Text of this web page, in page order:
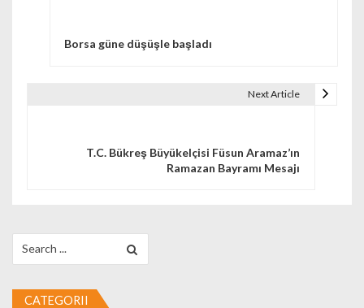
Borsa güne düşüşle başladı
Next Article
T.C. Bükreş Büyükelçisi Füsun Aramaz’ın
Ramazan Bayramı Mesajı
CATEGORII